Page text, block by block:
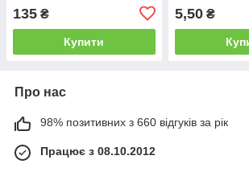
135 ₴
Купити
5,50₴
Про нас
98% позитивних з 660 відгуків за рік
Працює з 08.10.2012